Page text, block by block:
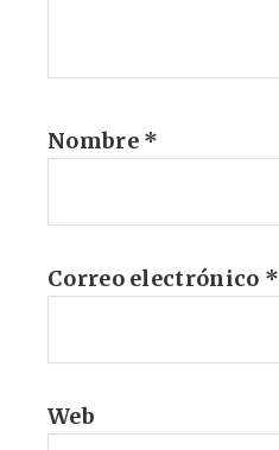
Nombre *
Correo electrónico *
Web